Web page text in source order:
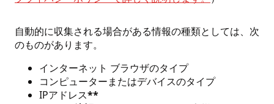
自動的に収集される場合がある情報の種類としては、次
のものがあります。
インターネット ブラウザのタイプ
コンピューターまたはデバイスのタイプ
IPアドレス**